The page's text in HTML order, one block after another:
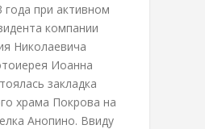
года при активном
компании
Николаевича
Иоанна
закладка
храма Покрова на
Анопино. Ввиду